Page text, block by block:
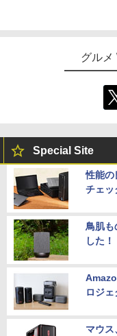
グルメ
Special Site
性能の
チェッ
鳥肌も
した！
ロジ
マウ